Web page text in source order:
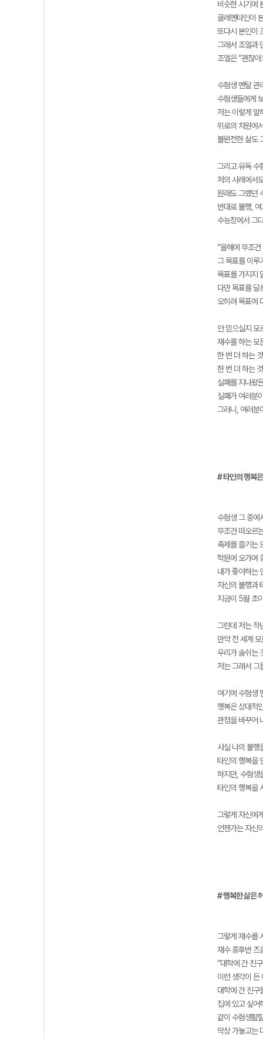
비슷한 시기에
클레멘타인이
또다시 본인이
그래서 조엘과
조엘은 ”괜찮
수험생 멘탈 관
수험생들에게
저는 이렇게 말
위로의 차원에
불완전한 삶도
그리고 유독 수
저의 사례에서
원래도 그랬던
반대로 불행,
수능장에서 그
”올해에 무조
그 목표를 이루
목표를 가지지
다만 목표를 달
오히려 목표에
안 믿으실지 모
재수를 하는 모
한 번 더 하는
한 번 더 하는
실패를 지나왔
실패가 여러분
그러니, 여러분
# 타인의 행복
수험생 그 중에
무조건 떠오르
축제를 즐기는
학원에 오가며
내가 좋아하는
자신의 불행과
지금이 5월 초
그런데 저는 작
만약 전 세계
우리가 숨쉬는
저는 그래서 그
여기에 수험생
행복은 상대적
관점을 바꾸어
사실 나의 불행
타인의 행복을
하지만, 수험생
타인의 행복을
그렇게 자신에
언젠가는 자신
# 행복한 삶은
그렇게 재수를
재수 중후반 즈
”대학에 간 친
이런 생각이 든
대학에 간 친구
집에 있고 싶어
같이 수험생활
막상 가놓고는